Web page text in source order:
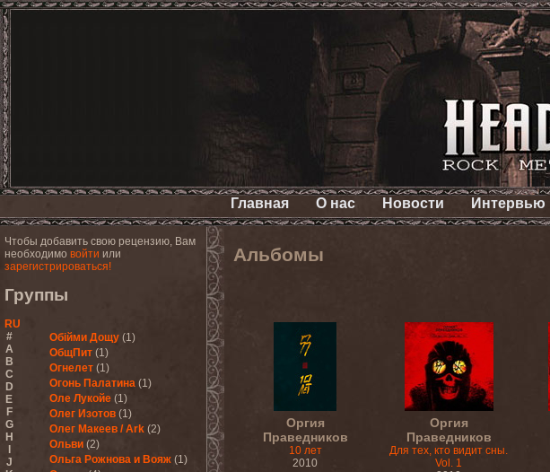
Главная О нас Новости Интервью
Чтобы добавить свою рецензию, Вам
необходимо войти или
зарегистрироваться!
Группы
RU
#
A
B
C
D
E
F
G
H
J
Обiйми Дощу (1)
ОбщПит (1)
Огнелет (1)
Огонь Палатина (1)
Оле Лукойе (1)
Олег Изотов (1)
Олег Макеев / Ark (2)
Ольви (2)
Ольга Рожнова и Вояж (1)
Альбомы
Оргия
Праведников
10 лет
2010
Оргия
Праведников
Для тех, кто видит сны.
Vol. 1